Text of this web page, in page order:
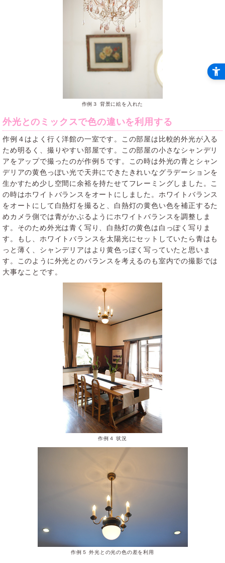
作例３ 背景に絵を入れた
外光とのミックスで色の違いを利用する
作例４はよく行く洋館の一室です。この部屋は比較的外光が入る
ため明るく、撮りやすい部屋です。この部屋の小さなシャンデリ
アをアップで撮ったのが作例５です。この時は外光の青とシャン
デリアの黄色っぽい光で天井にできたきれいなグラデーションを
生かすため少し空間に余裕を持たせてフレーミングしました。こ
の時はホワイトバランスをオートにしました。ホワイトバランス
をオートにして白熱灯を撮ると、白熱灯の黄色い色を補正するた
めカメラ側では青がかぶるようにホワイトバランスを調整しま
す。そのため外光は青く写り、白熱灯の黄色は白っぽく写りま
す。もし、ホワイトバランスを太陽光にセットしていたら青はも
っと薄く、シャンデリアはより黄色っぽく写っていたと思いま
す。このように外光とのバランスを考えるのも室内での撮影では
大事なことです。
作例４ 状況
作例５ 外光との光の色の差を利用